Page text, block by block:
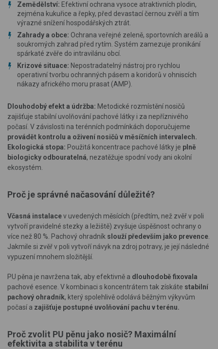
Zemědělství: Efektivní ochrana vysoce atraktivních plodin,
zejména kukuřice a řepky, před devastací černou zvěří a tím
výrazné snížení hospodářských ztrát.
Zahrady a obce: Ochrana veřejné zeleně, sportovních areálů a
soukromých zahrad před rytím. Systém zamezuje pronikání
spárkaté zvěře do intravilánu obcí.
Krizové situace: Nepostradatelný nástroj pro rychlou
operativní tvorbu ochranných pásem a koridorů v ohniscích
nákazy afrického moru prasat (AMP).
Dlouhodobý efekt a údržba: Metodické rozmístění nosičů
zajišťuje stabilní uvolňování pachové látky i za nepříznivého
počasí. V závislosti na terénních podmínkách doporučujeme
provádět kontrolu a oživení nosičů v měsíčních intervalech.
Ekologická stopa: Použitá koncentrace pachové látky je plně
biologicky odbouratelná, nezatěžuje spodní vody ani okolní
ekosystém.
Proč je správné načasování důležité?
Včasná instalacev uvedených měsících (předtím, než zvěř v poli
vytvoří pravidelné stezky a ležiště) zvyšuje úspěšnost ochrany o
více než 80 %. Pachový ohradník slouží především jako prevence
Jakmile si zvěř v poli vytvoří návyk na zdroj potravy, je její následné
vypuzení mnohem složitější.
PU pěna je navržena tak, aby efektivně a dlouhodobě fixovala
pachové esence. V kombinaci s koncentrátem tak získáte stabilní
pachový ohradník, který spolehlivě odolává běžným výkyvům
počasí a zajišťuje postupné uvolňování pachu v terénu.
Proč zvolit PU pěnu jako nosič? Maximální
efektivita a stabilita v terénu